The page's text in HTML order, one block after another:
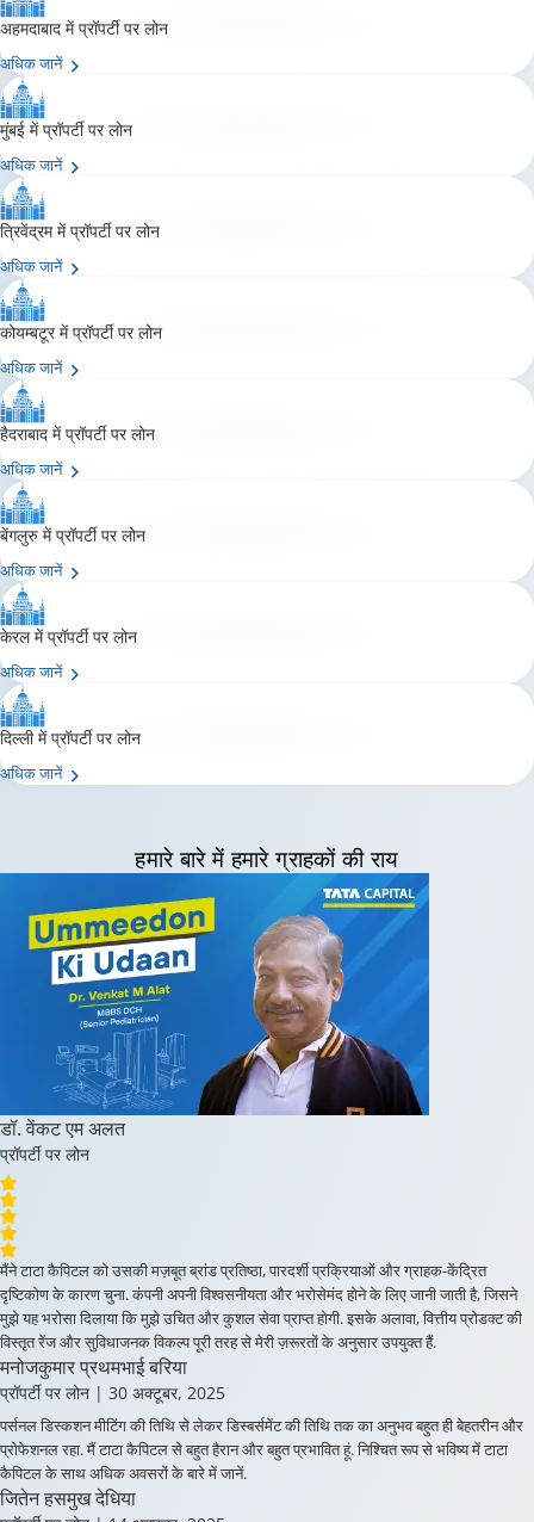
अहमदाबाद में प्रॉपर्टी पर लोन
अधिक जानें
मुंबई में प्रॉपर्टी पर लोन
अधिक जानें
त्रिवेंद्रम में प्रॉपर्टी पर लोन
अधिक जानें
कोयम्बटूर में प्रॉपर्टी पर लोन
अधिक जानें
हैदराबाद में प्रॉपर्टी पर लोन
अधिक जानें
बेंगलुरु में प्रॉपर्टी पर लोन
अधिक जानें
केरल में प्रॉपर्टी पर लोन
अधिक जानें
दिल्ली में प्रॉपर्टी पर लोन
अधिक जानें
डॉ. वेंकट एम अलत
प्रॉपर्टी पर लोन
मैंने टाटा कैपिटल को उसकी मज़बूत ब्रांड प्रतिष्ठा, पारदर्शी प्रक्रियाओं और ग्राहक-केंद्रित
दृष्टिकोण के कारण चुना. कंपनी अपनी विश्वसनीयता और भरोसेमंद होने के लिए जानी जाती है, जिसने
मुझे यह भरोसा दिलाया कि मुझे उचित और कुशल सेवा प्राप्त होगी. इसके अलावा, वित्तीय प्रोडक्ट की
विस्तृत रेंज और सुविधाजनक विकल्प पूरी तरह से मेरी ज़रूरतों के अनुसार उपयुक्त हैं.
मनोजकुमार प्रथमभाई बरिया
प्रॉपर्टी पर लोन| 30 अक्टूबर, 2025
पर्सनल डिस्कशन मीटिंग की तिथि से लेकर डिस्बर्समेंट की तिथि तक का अनुभव बहुत ही बेहतरीन और
प्रोफेशनल रहा. मैं टाटा कैपिटल से बहुत हैरान और बहुत प्रभावित हूं. निश्चित रूप से भविष्य में टाटा
कैपिटल के साथ अधिक अवसरों के बारे में जानें.
जितेन हसमुख देधिया
प्रॉपर्टी पर लोन| 14 अक्टूबर, 2025